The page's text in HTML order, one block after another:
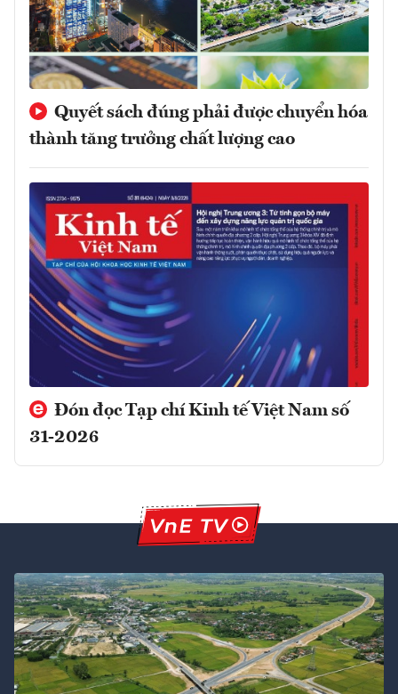
Quyết sách đúng phải được chuyển hóa
thành tăng trưởng chất lượng cao
Đón đọc Tạp chí Kinh tế Việt Nam số
31-2026